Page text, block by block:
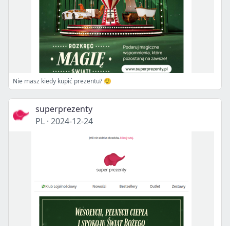
Nie masz kiedy kupić prezentu? 😮‍💨
superprezenty
PL · 2024-12-24